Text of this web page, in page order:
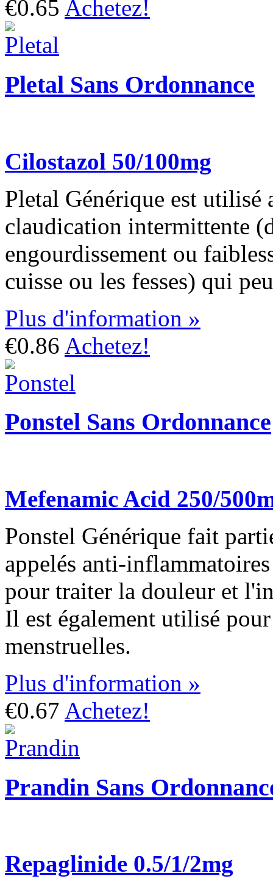
€0.65 Achetez!
Pletal Sans Ordonnance
Cilostazol 50/100mg
Pletal Générique est utilisé
claudication intermittente
engourdissement ou
cuisse ou les fesses) qui
Plus d'information »
€0.86 Achetez!
Ponstel Sans Ordonnance
Mefenamic Acid 250/
Ponstel Générique fait
appelés anti-
pour traiter la douleur et
Il est également utilisé
menstruelles.
Plus d'information »
€0.67 Achetez!
Prandin Sans
Repaglinide 0.5/1/2mg